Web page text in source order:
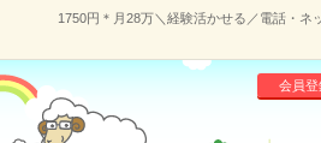
1750円＊月28万＼経験活かせる／電話・ネ
会員登